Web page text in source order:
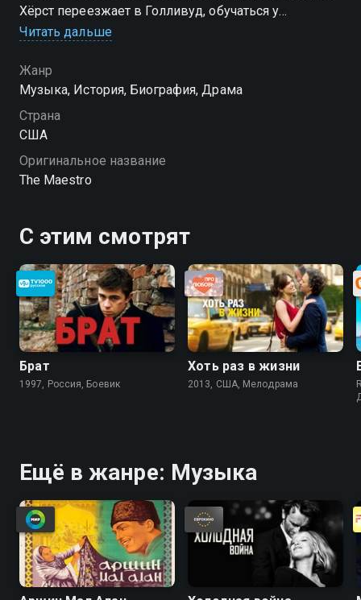
Хёрст переезжает в Голливуд, обучаться у
неизвестного преподавателя Марио Кастельнуово-
Читать дальше
Жанр
Музыка, История, Биография, Драма
Страна
США
Оригинальное название
The Maestro
С этим смотрят
Брат
1997, Россия, Боевик
Хоть раз в жизни
2013, США, Мелодрама
Ещё в жанре: Музыка